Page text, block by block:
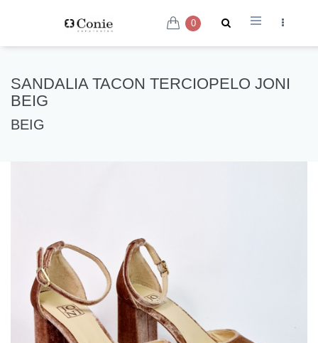
0
SANDALIA TACON TERCIOPELO JONI
BEIG
BEIG